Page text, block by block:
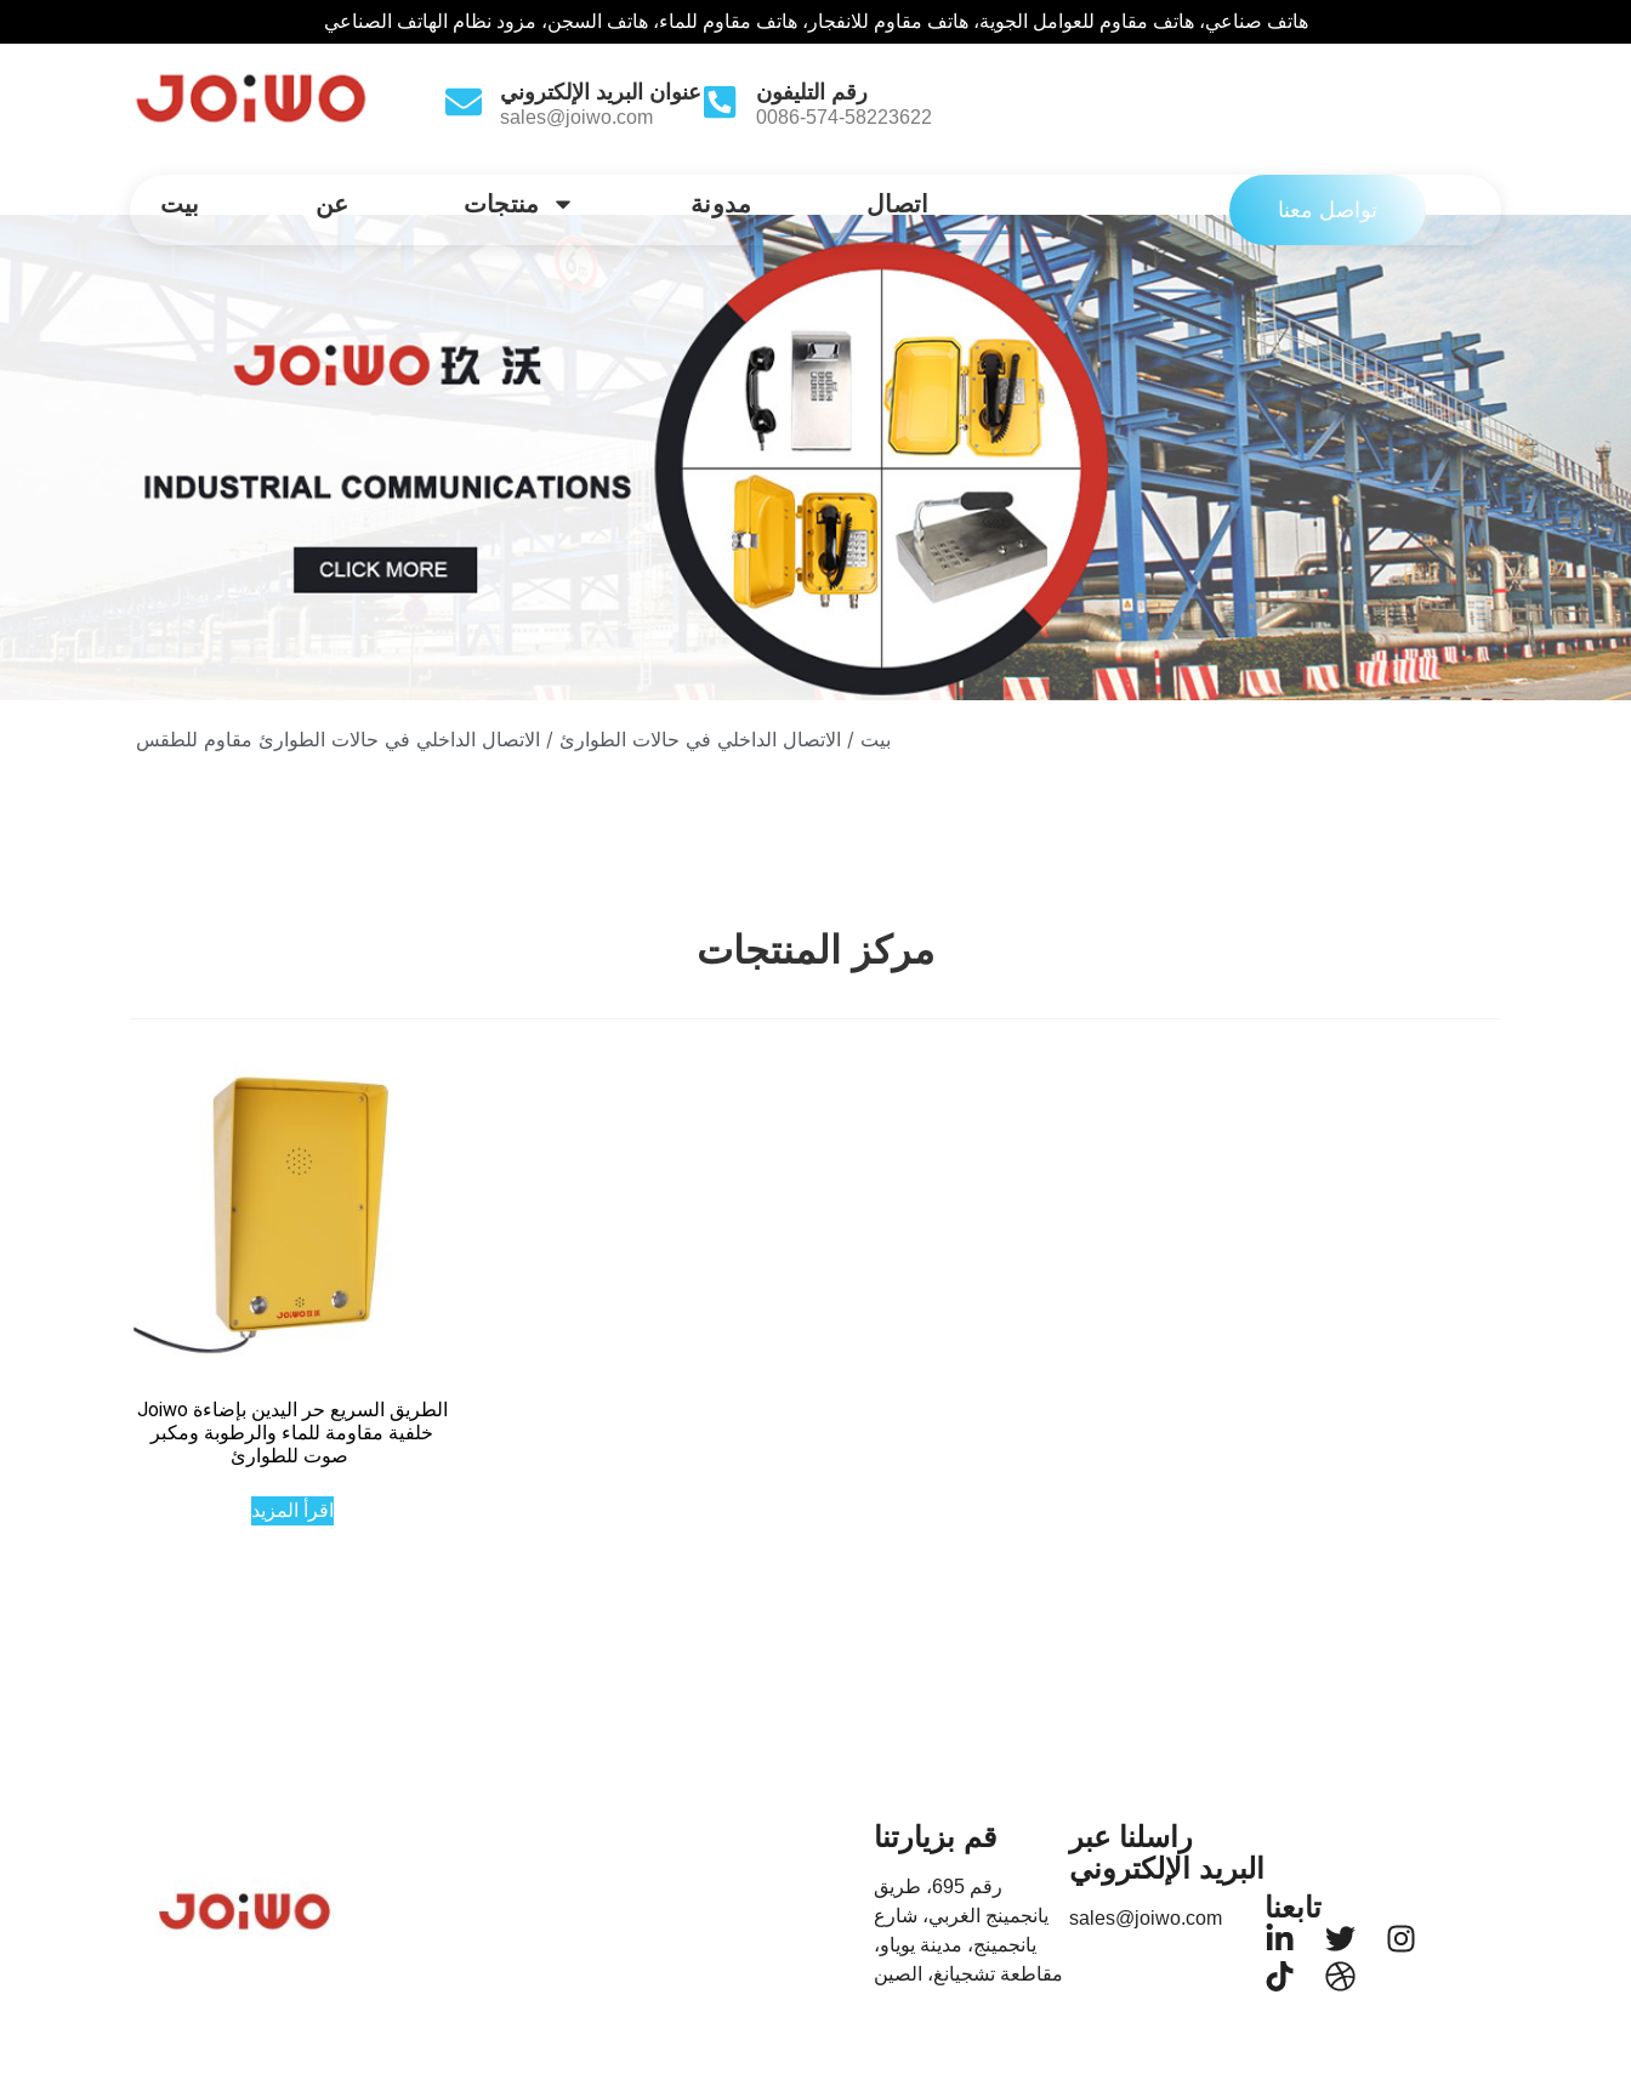
هاتف صناعي، هاتف مقاوم للعوامل الجوية، هاتف مقاوم للانفجار، هاتف مقاوم للماء، هاتف السجن، مزود نظام الهاتف الصناعي
عنوان البريد الإلكتروني
sales@joiwo.com
رقم التليفون
0086-574-58223622
بيت عن منتجات مدونة اتصال تواصل معنا
بيت / الاتصال الداخلي في حالات الطوارئ
مركز المنتجات
Joiwo الطريق السريع حر اليدين بإضاءة
خلفية مقاومة للماء والرطوبة ومكبر
اقرأ المزيد
قم بزيارتنا
رقم 695، طريق
يانجمينج الغربي، شارع
يانجمينج، مدينة يوياو،
مقاطعة تشجيانغ، الصين
راسلنا عبر
البريد الإلكتروني
sales@joiwo.com تابعنا